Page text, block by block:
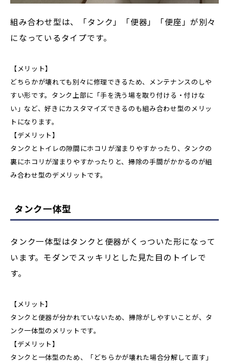
組み合わせ型は、「タンク」「便器」「便座」が別々
になっているタイプです。
【メリット】
どちらかが壊れても別々に修理できるため、メンテナンスのしや
すい形です。タンク上部に「手を洗う場を取り付ける・付けな
い」など、好きにカスタマイズできるのも組み合わせ型のメリッ
トになります。
【デメリット】
タンクとトイレの隙間にホコリが溜まりやすかったり、タンクの
裏にホコリが溜まりやすかったりと、掃除の手間がかかるのが組
み合わせ型のデメリットです。
タンク一体型
タンク一体型はタンクと便器がくっついた形になって
います。モダンでスッキリとした見た目のトイレで
す。
【メリット】
タンクと便器が分かれていないため、掃除がしやすいことが、タ
ンク一体型のメリットです。
【デメリット】
タンクと一体型のため、「どちらかが壊れた場合分解して直す」